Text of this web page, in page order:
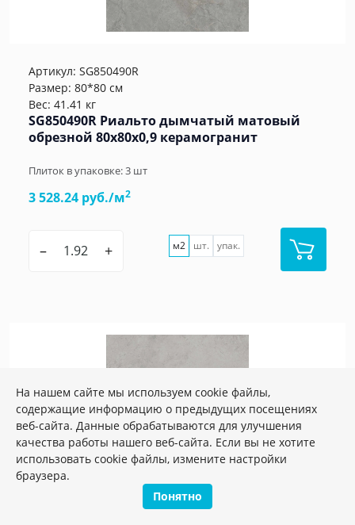
Артикул: SG850490R
Размер: 80*80 см
Вес: 41.41 кг
SG850490R Риальто дымчатый матовый
обрезной 80x80x0,9 керамогранит
Плиток в упаковке:3 шт
3 528.24 руб./м2
– + м2 шт. упак.
На нашем сайте мы используем cookie файлы,
содержащие информацию о предыдущих посещениях
веб-сайта. Данные обрабатываются для улучшения
качества работы нашего веб-сайта. Если вы не хотите
использовать cookie файлы, измените настройки
браузера.
Понятно